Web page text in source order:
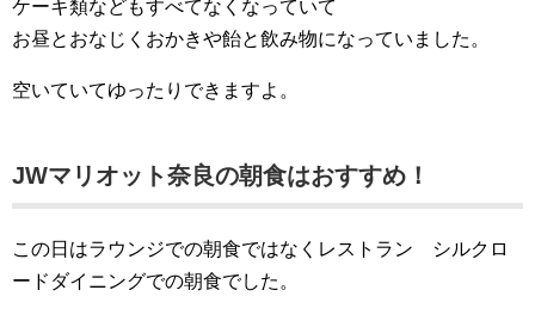
ケーキ類などもすべてなくなっていて
お昼とおなじくおかきや飴と飲み物になっていました。
空いていてゆったりできますよ。
JWマリオット奈良の朝食はおすすめ！
この日はラウンジでの朝食ではなくレストラン シルクロ
ードダイニングでの朝食でした。